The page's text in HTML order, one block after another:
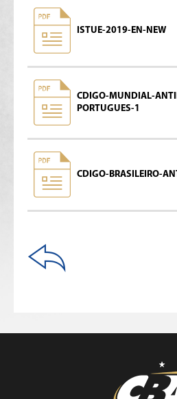
ISTUE-2019-EN-NEW
CDIGO-MUNDIAL-
PORTUGUES-1
CDIGO-BRASILEIRO-